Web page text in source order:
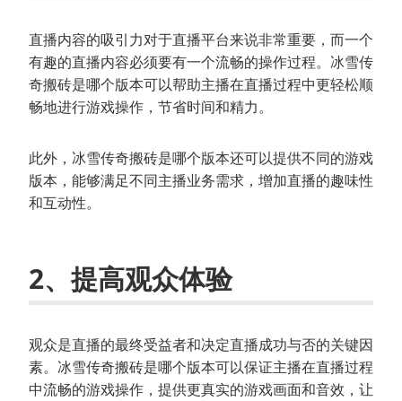
直播内容的吸引力对于直播平台来说非常重要，而一个
有趣的直播内容必须要有一个流畅的操作过程。冰雪传
奇搬砖是哪个版本可以帮助主播在直播过程中更轻松顺
畅地进行游戏操作，节省时间和精力。
此外，冰雪传奇搬砖是哪个版本还可以提供不同的游戏
版本，能够满足不同主播业务需求，增加直播的趣味性
和互动性。
2、提高观众体验
观众是直播的最终受益者和决定直播成功与否的关键因
素。冰雪传奇搬砖是哪个版本可以保证主播在直播过程
中流畅的游戏操作，提供更真实的游戏画面和音效，让